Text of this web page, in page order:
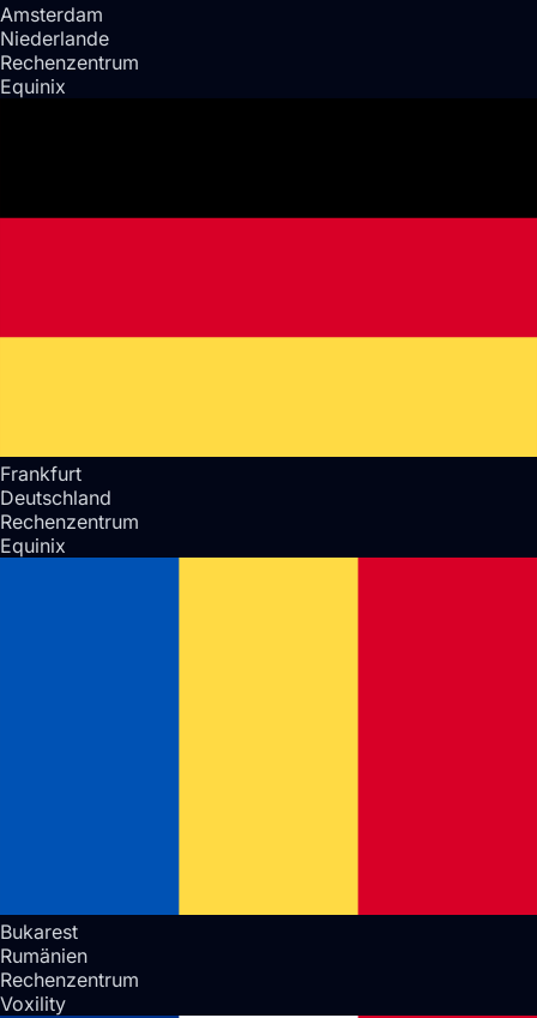
Amsterdam
Niederlande
Rechenzentrum
Equinix
Frankfurt
Deutschland
Rechenzentrum
Equinix
Bukarest
Rumänien
Rechenzentrum
Voxility